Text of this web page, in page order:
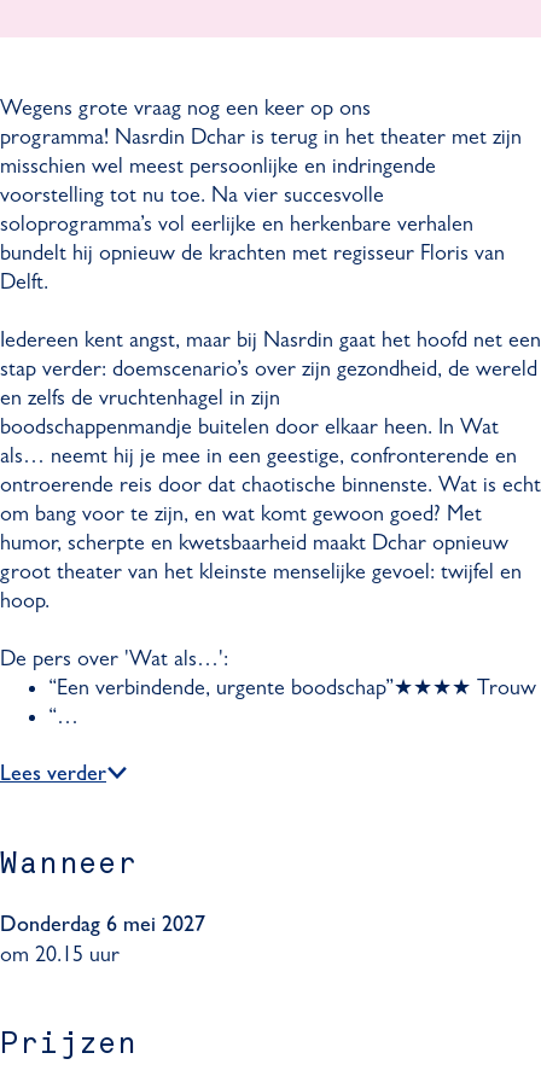
h
a
r
-
W
a
l
s
.
.
.
D
c
h
a
r
-
t
a
l
s
.
.
.
a
r
-
W
a
t
s
.
.
n
D
c
h
a
r
a
t
a
l
s
.
.
.
Wegens grote vraag nog een keer op ons
programma! Nasrdin Dchar is terug in het theater met zijn
misschien wel meest persoonlijke en indringende
voorstelling tot nu toe. Na vier succesvolle
soloprogramma’s vol eerlijke en herkenbare verhalen
bundelt hij opnieuw de krachten met regisseur Floris van
Delft.
Iedereen kent angst, maar bij Nasrdin gaat het hoofd net een
stap verder: doemscenario’s over zijn gezondheid, de wereld
en zelfs de vruchtenhagel in zijn
boodschappenmandje buitelen door elkaar heen. In Wat
als… neemt hij je mee in een geestige, confronterende en
ontroerende reis door dat chaotische binnenste. Wat is echt
om bang voor te zijn, en wat komt gewoon goed? Met
humor, scherpte en kwetsbaarheid maakt Dchar opnieuw
groot theater van het kleinste menselijke gevoel: twijfel en
hoop.
De pers over 'Wat als…':
“Een verbindende, urgente boodschap”★★★★ Trouw
“…
Lees verder
Wanneer
Donderdag 6 mei 2027
om 20.15 uur
Prijzen